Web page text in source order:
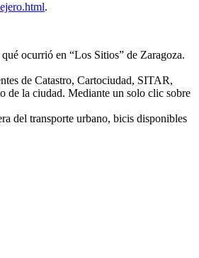
.
ocurrió en “Los Sitios” de Zaragoza.
de Catastro, Cartociudad, SITAR,
de la ciudad. Mediante un solo clic sobre
del transporte urbano, bicis disponibles